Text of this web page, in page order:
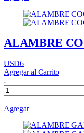
ALAMBRE
USD6
Agregar al Carrito
-
+
Agregar